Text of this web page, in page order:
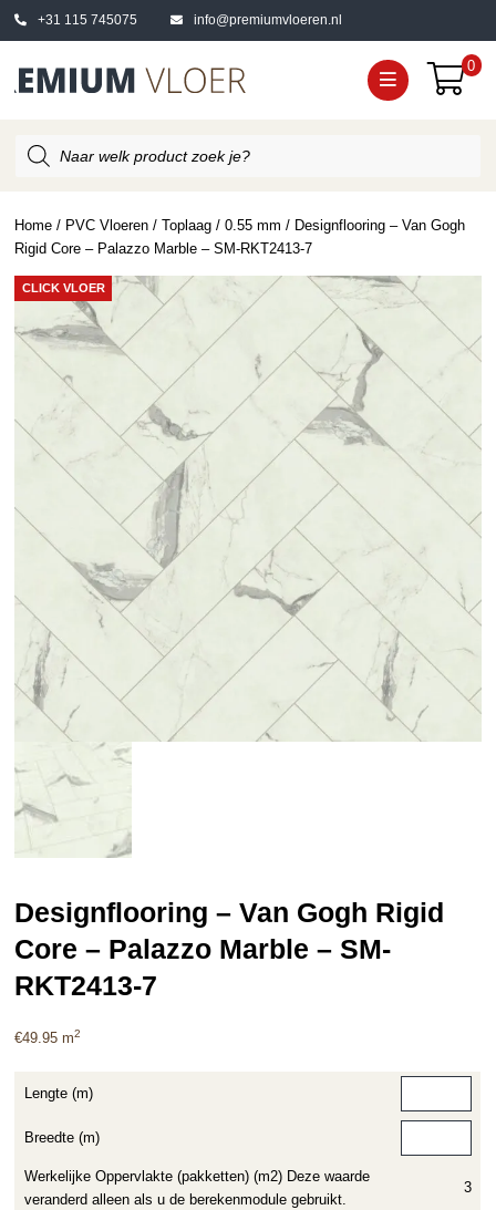
+31 115 745075 info@premiumvloeren.nl
0
zoeken
Home / PVC Vloeren /Toplaag /0.55 mm / Designflooring – Van Gogh
Rigid Core – Palazzo Marble – SM-RKT2413-7
CLICK VLOER
Designflooring – Van Gogh Rigid
Core – Palazzo Marble – SM-
RKT2413-7
€49.95 m2
Lengte (m)
Breedte (m)
Werkelijke Oppervlakte (pakketten) (m2) Deze waarde
veranderd alleen als u de berekenmodule gebruikt.
3